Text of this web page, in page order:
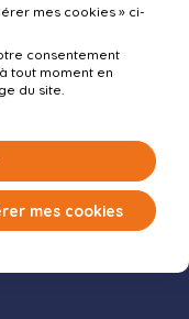
mes cookies » ci-
consentement
tout moment en
du site.
mes cookies